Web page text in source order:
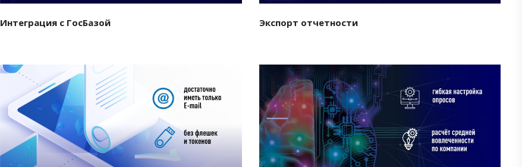
Интеграция с ГосБазой Экспорт отчетности
Смотреть проект Смотреть проект